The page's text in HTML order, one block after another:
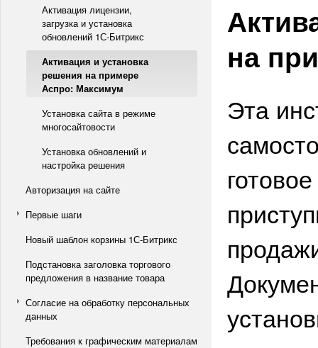
Активация лицензии,
загрузка и установка
обновлений 1С-Битрикс
Активация и установка
решения на примере
Аспро: Максимум
Установка сайта в режиме
многосайтовости
Установка обновлений и
настройка решения
Авторизация на сайте
Первые шаги
Новый шаблон корзины 1С-Битрикс
Подстановка заголовка торгового
предложения в название товара
Согласие на обработку персональных
данных
Требования к графическим материалам
на
Эта